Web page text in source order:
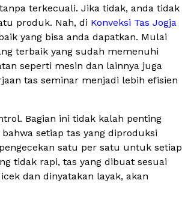
terkecuali. Jika tidak, anda tidak
produk. Nah, di Konveksi Tas Jogja
yang bisa anda dapatkan. Mulai
terbaik yang sudah memenuhi
seperti mesin dan lainnya juga
tas seminar menjadi lebih efisien
Bagian ini tidak kalah penting
setiap tas yang diproduksi
satu per satu untuk setiap
tidak rapi, tas yang dibuat sesuai
dan dinyatakan layak, akan